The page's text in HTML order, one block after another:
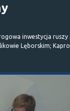
inwestycja ruszy
Lęborskim;